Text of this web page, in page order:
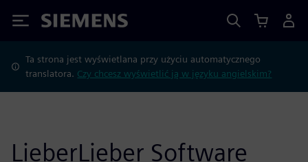
Siemens
Ta strona jest wyświetlana przy użyciu automatycznego
translatora. Czy chcesz wyświetlić ją w języku angielskim?
LieberLieber Software